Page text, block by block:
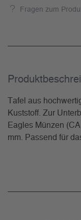
Fragen zum
Tafel aus
Kuststoff. Zur
Eagles Münzen
mm. Passend für